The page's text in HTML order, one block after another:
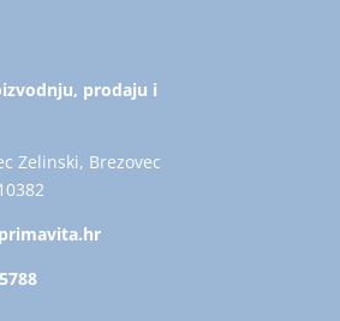
prodaju i
Zelinski, Brezovec